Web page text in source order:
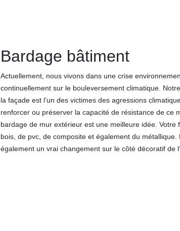
Bardage bâtiment
Actuellement, nous vivons dans une crise
continuellement sur le bouleversement climatique.
la façade est l’un des victimes des agressions
renforcer ou préserver la capacité de résistance de ce
bardage de mur extérieur est une meilleure idée.
bois, de pvc, de composite et également du
également un vrai changement sur le côté décoratif de